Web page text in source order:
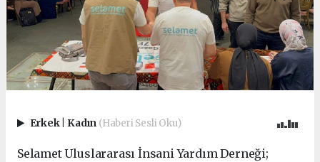
Erkek Kadın (Haberi Sesli Oku)
Selamet Uluslararası İnsani Yardım Derneği;